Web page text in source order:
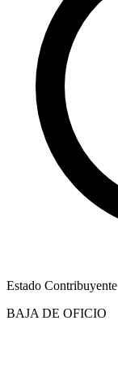
Estado Contribuyente
BAJA DE OFICIO